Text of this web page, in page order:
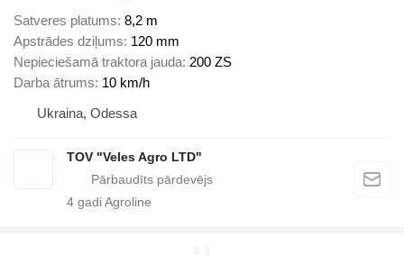
Satveres platums 8,2 m
Apstrādes dziļums 120 mm
Nepieciešamā traktora jauda 200 ZS
Darba ātrums 10 km/h
Ukraina, Odessa
TOV "Veles Agro LTD"
4 gadi Agroline